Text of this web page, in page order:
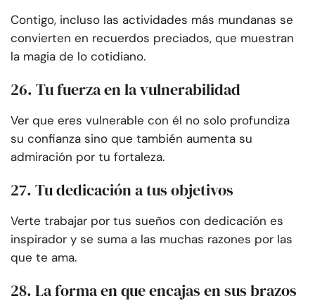
Contigo, incluso las actividades más mundanas se
convierten en recuerdos preciados, que muestran
la magia de lo cotidiano.
26. Tu fuerza en la vulnerabilidad
Ver que eres vulnerable con él no solo profundiza
su confianza sino que también aumenta su
admiración por tu fortaleza.
27. Tu dedicación a tus objetivos
Verte trabajar por tus sueños con dedicación es
inspirador y se suma a las muchas razones por las
que te ama.
28. La forma en que encajas en sus brazos